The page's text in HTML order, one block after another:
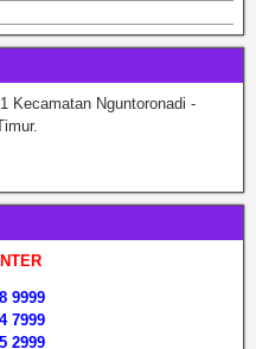
Kecamatan Nguntoronadi -
9999
7999
2999